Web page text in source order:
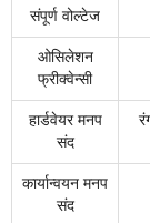
संपूर्ण वोल्टेज
ओसिलेशन
फ्रीक्वेन्सी
हार्डवेयर मनप
संद
कार्यान्वयन मनप
संद